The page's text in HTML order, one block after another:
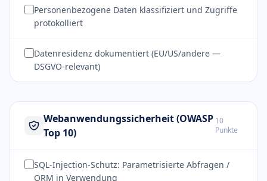
Personenbezogene Daten klassifiziert und Zugriffe
protokolliert
Datenresidenz dokumentiert (EU/US/andere —
DSGVO-relevant)
Webanwendungssicherheit (OWASP
Top 10)
10
Punkte
SQL-Injection-Schutz: Parametrisierte Abfragen /
ORM in Verwendung